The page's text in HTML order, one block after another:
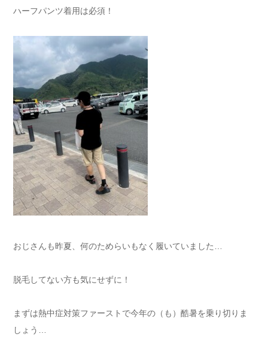
ハーフパンツ着用は必須！
おじさんも昨夏、何のためらいもなく履いていました…
脱毛してない方も気にせずに！
まずは熱中症対策ファーストで今年の（も）酷暑を乗り切りま
しょう…